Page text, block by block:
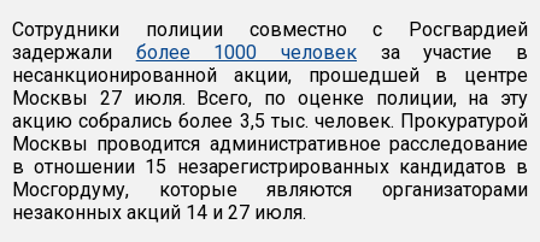
Сотрудники полиции совместно с Росгвардией
задержали более 1000 человек за участие в
несанкционированной акции, прошедшей в центре
Москвы 27 июля. Всего, по оценке полиции, на эту
акцию собрались более 3,5 тыс. человек. Прокуратурой
Москвы проводится административное расследование
в отношении 15 незарегистрированных кандидатов в
Мосгордуму, которые являются организаторами
незаконных акций 14 и 27 июля.